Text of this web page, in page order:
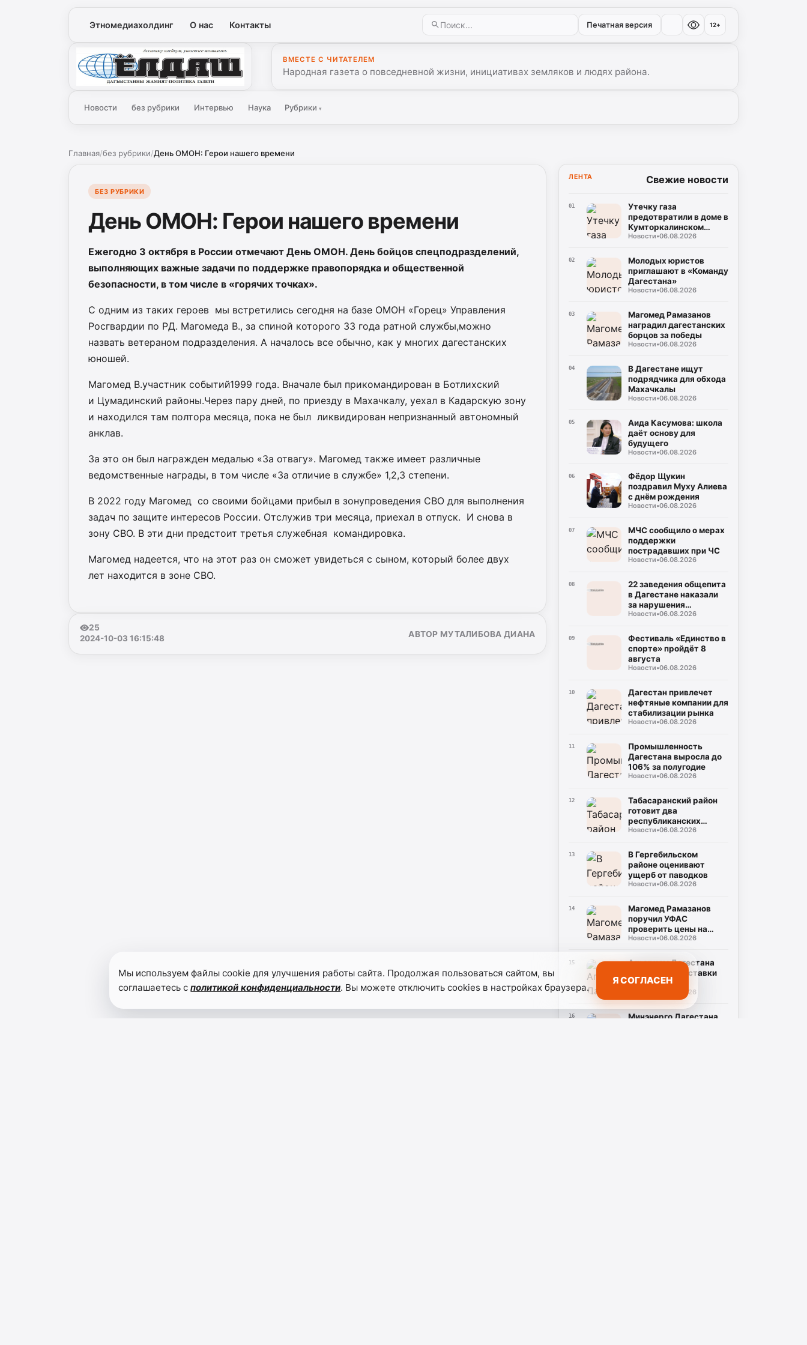
Этномедиахолдинг О нас Контакты Печатная версия 12+
Ёлдаш
ВМЕСТЕ С ЧИТАТЕЛЕМ
Народная газета о повседневной жизни, инициативах земляков и людях района.
Новости без рубрики Интервью Наука Рубрики▾
Главная/без рубрики/День ОМОН: Герои нашего времени
БЕЗ РУБРИКИ
День ОМОН: Герои нашего времени
Ежегодно 3 октября в России отмечают День ОМОН. День бойцов спецподразделений,
выполняющих важные задачи по поддержке правопорядка и общественной
безопасности, в том числе в «горячих точках».
С одним из таких героев мы встретились сегодня на базе ОМОН «Горец» Управления
Росгвардии по РД. Магомеда В., за спиной которого 33 года ратной службы,можно
назвать ветераном подразделения. А началось все обычно, как у многих дагестанских
юношей.
Магомед В.участник событий1999 года. Вначале был прикомандирован в Ботлихский
и Цумадинский районы.Через пару дней, по приезду в Махачкалу, уехал в Кадарскую зону
и находился там полтора месяца, пока не был ликвидирован непризнанный автономный
анклав.
За это он был награжден медалью «За отвагу». Магомед также имеет различные
ведомственные награды, в том числе «За отличие в службе» 1,2,3 степени.
В 2022 году Магомед со своими бойцами прибыл в зонупроведения СВО для выполнения
задач по защите интересов России. Отслужив три месяца, приехал в отпуск. И снова в
зону СВО. В эти дни предстоит третья служебная командировка.
Магомед надеется, что на этот раз он сможет увидеться с сыном, который более двух
лет находится в зоне СВО.
25
2024-10-03 16:15:48
АВТОР МУТАЛИБОВА ДИАНА
ЛЕНТА Свежие новости
01
Утечку газа
предотвратили в доме в
Кумторкалинском
районе
Новости•06.08.2026
02
Молодых юристов
приглашают в «Команду
Дагестана»
Новости•06.08.2026
03
Магомед Рамазанов
наградил дагестанских
борцов за победы
Новости•06.08.2026
04
В Дагестане ищут
подрядчика для обхода
Махачкалы
Новости•06.08.2026
05
Аида Касумова: школа
даёт основу для
будущего
Новости•06.08.2026
06
Фёдор Щукин
поздравил Муху Алиева
с днём рождения
Новости•06.08.2026
07
МЧС сообщило о мерах
поддержки
пострадавших при ЧС
Новости•06.08.2026
08
22 заведения общепита
в Дагестане наказали
за нарушения
безопасности
Новости•06.08.2026
09
Фестиваль «Единство в
спорте» пройдёт 8
августа
Новости•06.08.2026
10
Дагестан привлечет
нефтяные компании для
стабилизации рынка
Новости•06.08.2026
11
Промышленность
Дагестана выросла до
106% за полугодие
Новости•06.08.2026
12
Табасаранский район
готовит два
республиканских
турнира в честь Героев
Новости•06.08.2026
13
В Гергебильском
районе оценивают
ущерб от паводков
Новости•06.08.2026
14
Магомед Рамазанов
поручил УФАС
проверить цены на
бензин
Новости•06.08.2026
15
Аграриям Дагестана
организуют поставки
топлива
06.08.2026
16
Минэнерго Дагестана
Мы используем файлы cookie для улучшения работы сайта. Продолжая пользоваться сайтом, вы
соглашаетесь сполитикой конфиденциальности. Вы можете отключить cookies в настройках браузера.
Я СОГЛАСЕН